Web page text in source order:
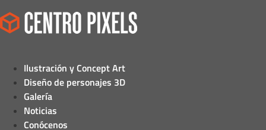
Ilustración y Concept Art
Diseño de personajes 3D
Galería
Noticias
Conócenos